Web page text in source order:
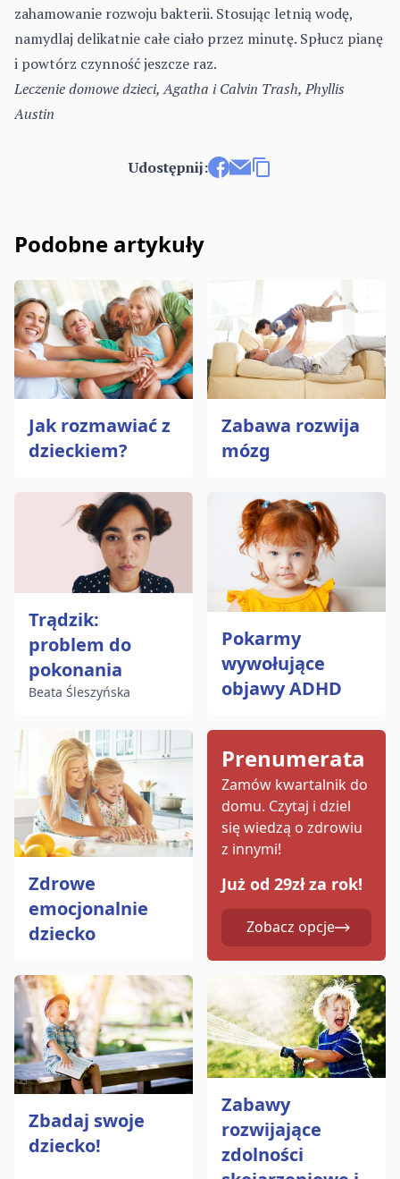
zahamowanie rozwoju bakterii. Stosując letnią wodę,
namydlaj delikatnie całe ciało przez minutę. Spłucz pianę
i powtórz czynność jeszcze raz.
Leczenie domowe dzieci, Agatha i Calvin Trash, Phyllis
Austin
Udostępnij:
Podobne artykuły
Jak rozmawiać z
dzieckiem?
Zabawa rozwija
mózg
Trądzik:
problem do
pokonania
Beata Śleszyńska
Pokarmy
wywołujące
objawy ADHD
Zdrowe
emocjonalnie
dziecko
Prenumerata
Zamów kwartalnik do
domu. Czytaj i dziel
się wiedzą o zdrowiu
z innymi!
Już od 29zł za rok!
Zobacz opcje
Zbadaj swoje
dziecko!
Zabawy
rozwijające
zdolności